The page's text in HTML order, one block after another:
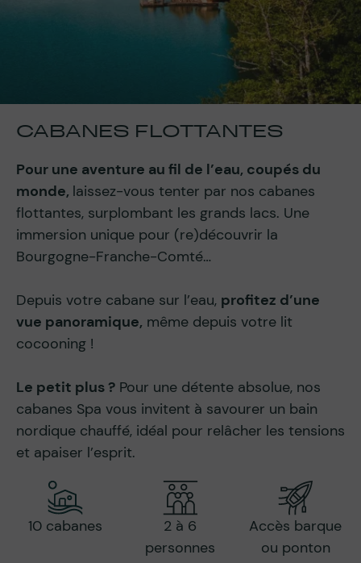
CABANES FLOTTANTES
Pour une aventure au fil de l’eau, coupés du
monde, laissez-vous tenter par nos cabanes
flottantes, surplombant les grands lacs. Une
immersion unique pour (re)découvrir la
Bourgogne-Franche-Comté…
Depuis votre cabane sur l’eau, profitez d’une
vue panoramique, même depuis votre lit
cocooning !
Le petit plus ? Pour une détente absolue, nos
cabanes Spa vous invitent à savourer un bain
nordique chauffé, idéal pour relâcher les tensions
et apaiser l’esprit.
10 cabanes
2 à 6
personnes
Accès barque
ou ponton